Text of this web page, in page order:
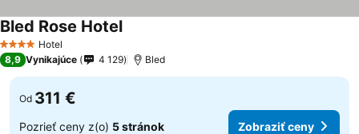
4 Počet hviezdičiek
Hotel
Bled Rose Hotel
8,9 Vynikajúce 4 129 Bled
Od 311 €
Pozrieť ceny z(o) 5 stránok Zobraziť ceny